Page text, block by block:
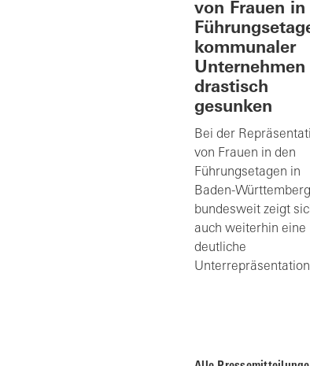
von Frauen in
kommunaler
Unternehmen
drastisch
gesunken
Bei der
von Frauen in den
Führungsetagen in
Baden-
bundesweit zeigt
auch weiterhin eine
deutliche